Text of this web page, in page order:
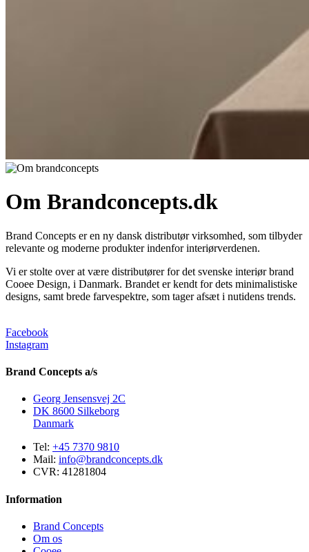
Om Brandconcepts.dk
Brand Concepts er en ny dansk distributør virksomhed, som tilbyder
relevante og moderne produkter indenfor interiørverdenen.
Vi er stolte over at være distributører for det svenske interiør brand
Cooee Design, i Danmark. Brandet er kendt for dets minimalistiske
designs, samt brede farvespektre, som tager afsæt i nutidens trends.
Facebook
Instagram
Brand Concepts a/s
Georg Jensensvej 2C
DK 8600 Silkeborg
Danmark
Tel: +45 7370 9810
Mail: info@brandconcepts.dk
CVR: 41281804
Information
Brand Concepts
Om os